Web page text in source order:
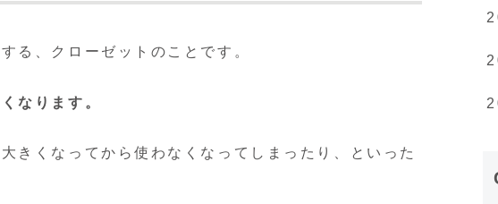
る、クローゼットのことです。
なります。
きくなってから使わなくなってしまったり、といった